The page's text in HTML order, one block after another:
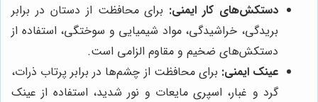
دستکش‌های کار ایمنی: برای محافظت از دستان در برابر
بریدگی، خراشیدگی، مواد شیمیایی و سوختگی، استفاده از
دستکش‌های ضخیم و مقاوم الزامی است.
عینک ایمنی: برای محافظت از چشم‌ها در برابر پرتاب ذرات،
گرد و غبار، اسپری مایعات و نور شدید، استفاده از عینک